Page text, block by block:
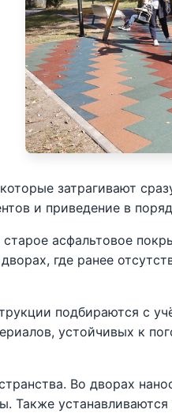
затрагивают
и приведение в
асфальтовое
где ранее
подбираются с
устойчивых к
Во дворах
Также